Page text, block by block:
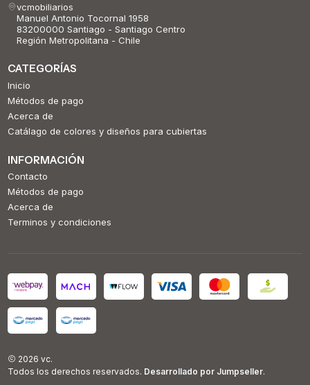
vcmobiliarios
Manuel Antonio Tocornal 1958
83200000 Santiago - Santiago Centro
Región Metropolitana - Chile
CATEGORÍAS
Inicio
Métodos de pago
Acerca de
Catálago de colores y diseños para cubiertas
INFORMACIÓN
Contacto
Métodos de pago
Acerca de
Terminos y condiciones
2026 vc.
Todos los derechos reservados. Desarrollado por Jumpseller.